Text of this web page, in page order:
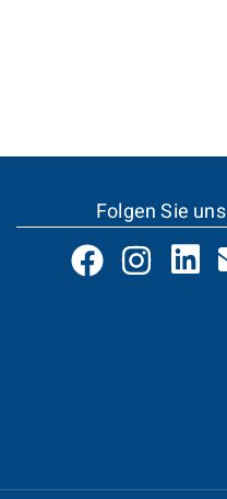
Folgen Sie uns